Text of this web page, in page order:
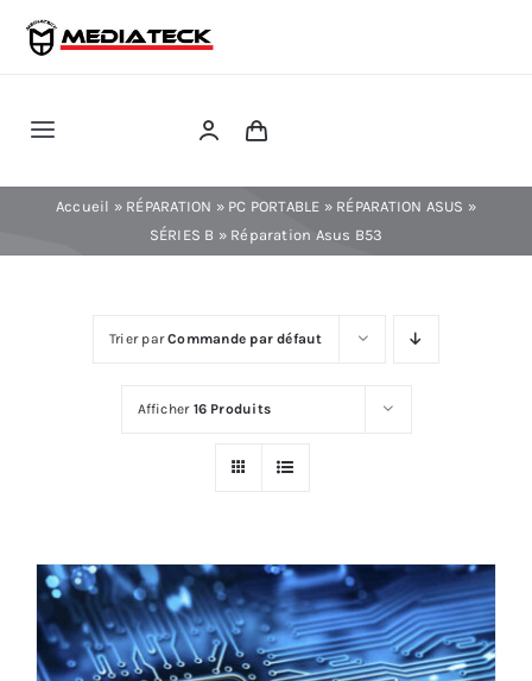
Skip
Toggle
Navigation
RÉPARATION
AUDIO
MAISON
Accueil » RÉPARATION » PC PORTABLE » RÉPARATION ASUS »
SÉRIES B » Réparation Asus B53
Trier parCommande par défaut
Afficher 16 Produits